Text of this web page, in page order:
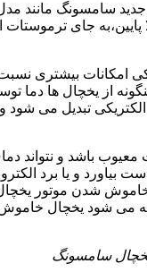
سامسونگ مانند
پایین،به جای ترموستات
امکانات بیشتری
از یخچال ها دما
تبدیل می شود
باشد و نتواند
بیاورد و یا برد
شدن موتور
می شود یخچال
سامسونگ